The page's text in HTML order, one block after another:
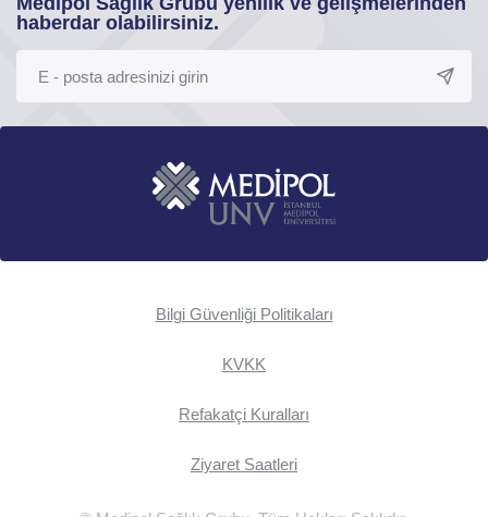
haberdar olabilirsiniz.
Bilgi Güvenliği Politikaları
KVKK
Refakatçi Kuralları
Ziyaret Saatleri